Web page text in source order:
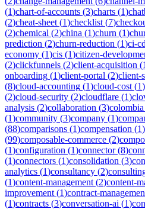
(1)chart-of-accounts (3)charts (1)
(2)cheat-sheet (1)checklist (7)
(2)chemical (2)china (1)churn (1)
prediction (2)churn-reduction (1)ci-cd
economy (1)cis (1)citizen-
(2)clickfunnels (2)client-acquisition (1
onboarding (1)client-portal (2)client-
(8)cloud-accounting (1)cloud-cost (1)
(2)cloud-security (2)cloudflare (1)
analysis (2)collaboration (3)colombia
(1)community (3)company (1)
(88)comparisons (1)compensation (1)
(99)composable-commerce (2)
(1)configuration (1)connector(8)
(1)connectors (1)consolidation (3)
analytics (1)consultancy (2)
(1)content-management (2)content-
improvement (1)contract-
(1)contracts (3)conversation-ai (1)